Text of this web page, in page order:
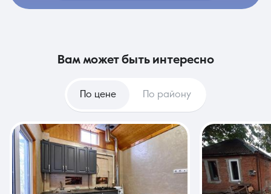
вам может быть интересно
По цене По району